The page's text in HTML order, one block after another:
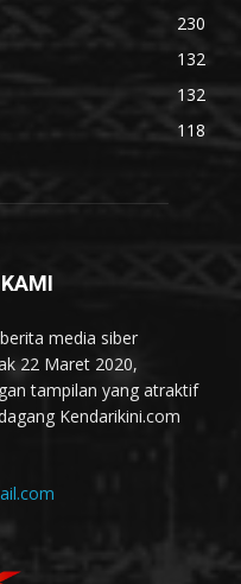
230
132
132
118
media siber
22 Maret 2020,
tampilan yang atraktif
Kendarikini.com